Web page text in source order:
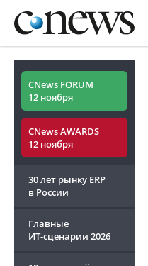
CNews FORUM
12 ноября
CNews AWARDS
12 ноября
30 лет рынку ERP
в России
Главные
ИТ-сценарии 2026